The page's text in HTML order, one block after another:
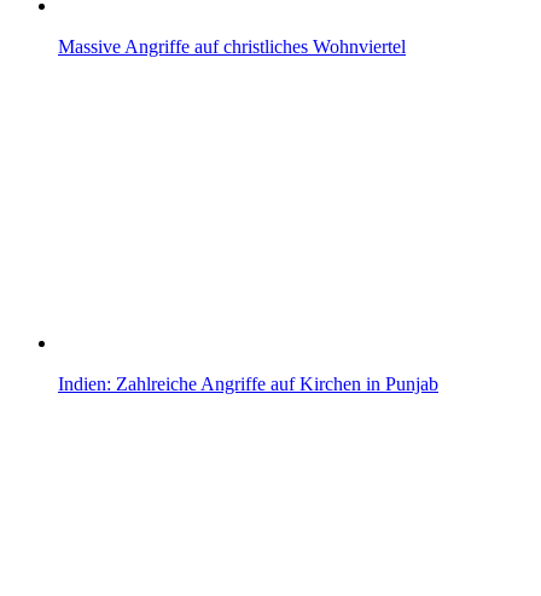
Massive Angriffe auf christliches Wohnviertel
Indien: Zahlreiche Angriffe auf Kirchen in Punjab